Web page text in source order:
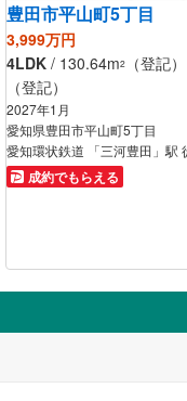
豊田市平山町5丁目
3,999万円
4LDK / 130.64m2
（登記
（登記）
2027年1月
愛知県豊田市平山町5丁目
愛知環状鉄道 「三河豊田」駅
成約でもらえる